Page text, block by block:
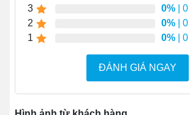
3
0% |
2
0% |
1
0% |
ĐÁNH GIÁ NGAY